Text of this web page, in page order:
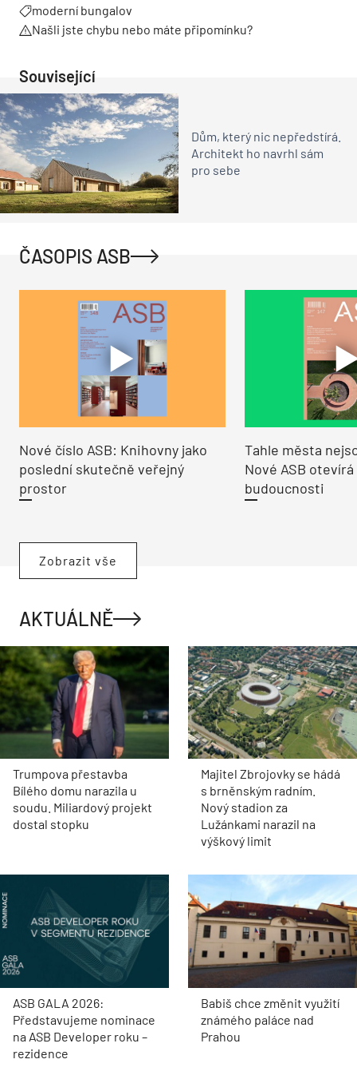
moderní bungalov
Našli jste chybu nebo máte připomínku?
Související
Dům, který nic nepředstírá.
Architekt ho navrhl sám
pro sebe
ČASOPIS ASB
Nové číslo ASB: Knihovny jako
poslední skutečně veřejný
prostor
Tahle města
Nové ASB
budoucnosti
Zobrazit vše
AKTUÁLNĚ
Trumpova přestavba
Bílého domu narazila u
soudu. Miliardový projekt
dostal stopku
Majitel Zbrojovky se hádá
s brněnským radním.
Nový stadion za
Lužánkami narazil na
výškový limit
ASB GALA 2026:
Představujeme nominace
na ASB Developer roku –
rezidence
Babiš chce změnit využití
známého paláce nad
Prahou